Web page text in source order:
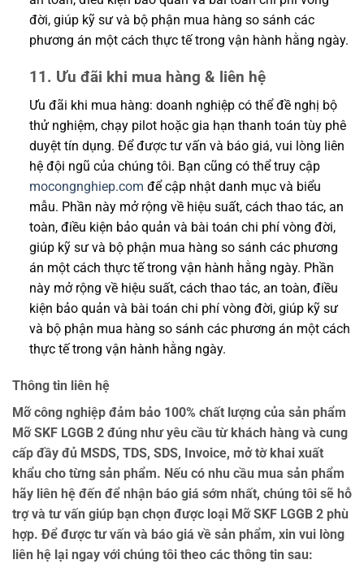
đời, giúp kỹ sư và bộ phận mua hàng so sánh các
phương án một cách thực tế trong vận hành hằng ngày.
11. Ưu đãi khi mua hàng & liên hệ
Ưu đãi khi mua hàng: doanh nghiệp có thể đề nghị bộ
thử nghiệm, chạy pilot hoặc gia hạn thanh toán tùy phê
duyệt tín dụng. Để được tư vấn và báo giá, vui lòng liên
hệ đội ngũ của chúng tôi. Bạn cũng có thể truy cập
mocongnghiep.com để cập nhật danh mục và biểu
mẫu. Phần này mở rộng về hiệu suất, cách thao tác, an
toàn, điều kiện bảo quản và bài toán chi phí vòng đời,
giúp kỹ sư và bộ phận mua hàng so sánh các phương
án một cách thực tế trong vận hành hằng ngày. Phần
này mở rộng về hiệu suất, cách thao tác, an toàn, điều
kiện bảo quản và bài toán chi phí vòng đời, giúp kỹ sư
và bộ phận mua hàng so sánh các phương án một cách
thực tế trong vận hành hằng ngày.
Thông tin liên hệ
Mỡ công nghiệp đảm bảo 100% chất lượng của sản phẩm
Mỡ SKF LGGB 2 đúng như yêu cầu từ khách hàng và cung
cấp đầy đủ MSDS, TDS, SDS, Invoice, mở tờ khai xuất
khẩu cho từng sản phẩm. Nếu có nhu cầu mua sản phẩm
hãy liên hệ đến để nhận báo giá sớm nhất, chúng tôi sẽ hỗ
trợ và tư vấn giúp bạn chọn được loại Mỡ SKF LGGB 2 phù
hợp. Để được tư vấn và báo giá về sản phẩm, xin vui lòng
liên hệ lại ngay với chúng tôi theo các thông tin sau: